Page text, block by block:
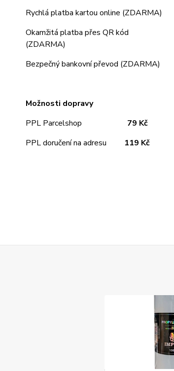
Rychlá platba kartou online (ZDARMA)
Okamžitá platba přes QR kód
(ZDARMA)
Bezpečný bankovní převod (ZDARMA)
Možnosti dopravy
PPL Parcelshop
79 Kč
PPL doručení na adresu 119 Kč